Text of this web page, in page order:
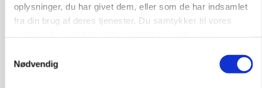
oplysninger, du har givet dem, eller som de har indsamlet
fra din brug af deres tjenester. Du samtykker til vores
Nødvendig